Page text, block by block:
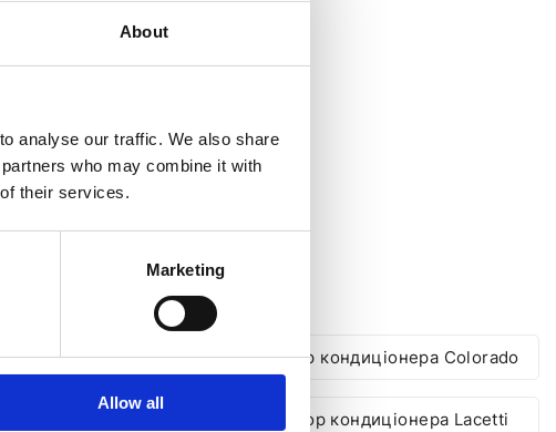
About
analyse our traffic. We also share
who may combine it with
their services.
Marketing
Allow all
Captiva Компресор кондиціонера Colorado
Компресор кондиціонера Lacetti